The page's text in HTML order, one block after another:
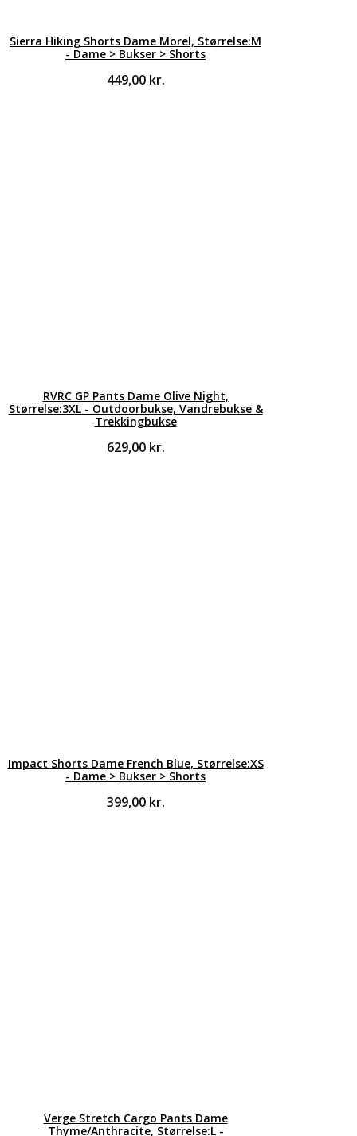
Sierra Hiking Shorts Dame Morel, Størrelse:M
- Dame > Bukser > Shorts
449,00 kr.
RVRC GP Pants Dame Olive Night,
Størrelse:3XL - Outdoorbukse, Vandrebukse &
Trekkingbukse
629,00 kr.
Impact Shorts Dame French Blue, Størrelse:XS
- Dame > Bukser > Shorts
399,00 kr.
Verge Stretch Cargo Pants Dame
Thyme/Anthracite, Størrelse:L -